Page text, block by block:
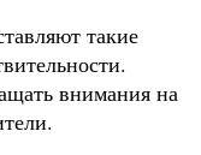
такие
внимания на